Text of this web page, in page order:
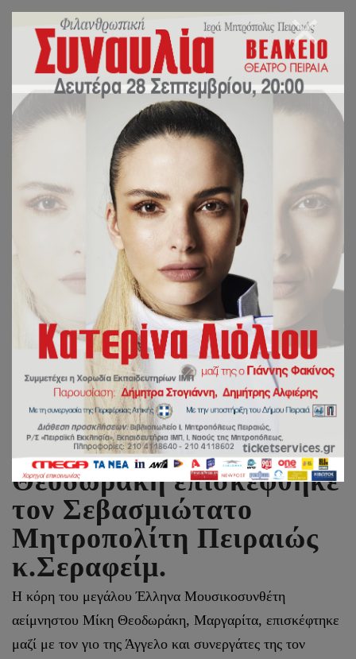
Η Μαργαρίτα
Θεοδωράκη επισκέφθηκε
τον Σεβασμιώτατο
Μητροπολίτη Πειραιώς
κ.Σεραφείμ.
Η κόρη του μεγάλου Έλληνα Μουσικοσυνθέτη
αείμνηστου Μίκη Θεοδωράκη, Μαργαρίτα, επισκέφτηκε
μαζί με τον γιο της Άγγελο και συνεργάτες της τον